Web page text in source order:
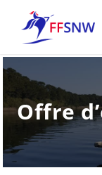
Offre